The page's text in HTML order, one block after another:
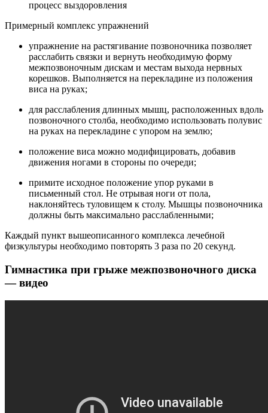
процесс выздоровления
Примерный комплекс упражнений
упражнение на растягивание позвоночника позволяет
расслабить связки и вернуть необходимую форму
межпозвоночным дискам и местам выхода нервных
корешков. Выполняется на перекладине из положения
виса на руках;
для расслабления длинных мышц, расположенных вдоль
позвоночного столба, необходимо использовать полувис
на руках на перекладине с упором на землю;
положение виса можно модифицировать, добавив
движения ногами в стороны по очереди;
примите исходное положение упор руками в
письменный стол. Не отрывая ноги от пола,
наклоняйтесь туловищем к столу. Мышцы позвоночника
должны быть максимально расслабленными;
Каждый пункт вышеописанного комплекса лечебной
физкультуры необходимо повторять 3 раза по 20 секунд.
Гимнастика при грыже межпозвоночного диска
— видео